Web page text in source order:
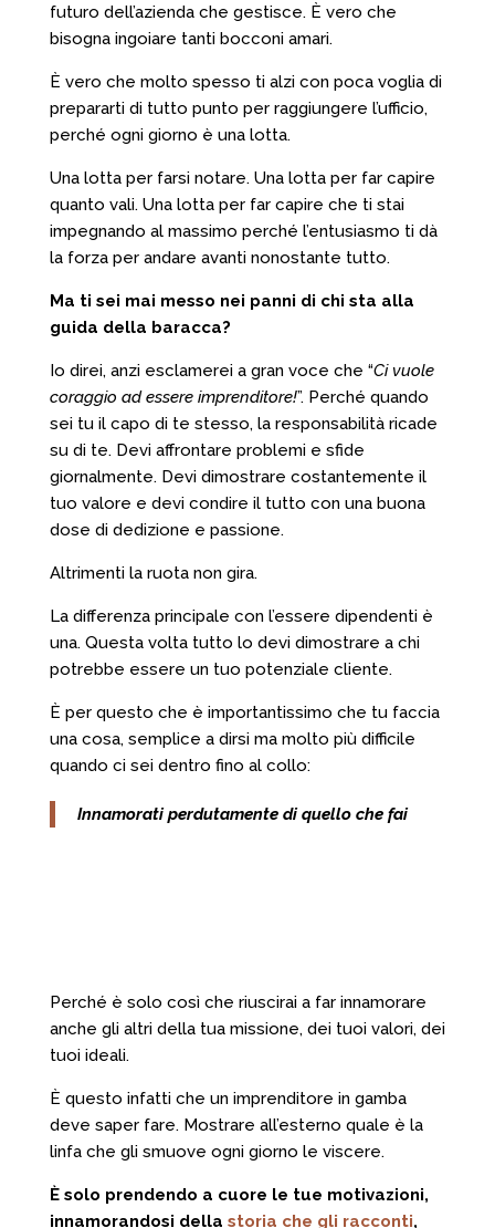
futuro dell’azienda che gestisce. È vero che
bisogna ingoiare tanti bocconi amari.
È vero che molto spesso ti alzi con poca voglia di
prepararti di tutto punto per raggiungere l’ufficio,
perché ogni giorno è una lotta.
Una lotta per farsi notare. Una lotta per far capire
quanto vali. Una lotta per far capire che ti stai
impegnando al massimo perché l’entusiasmo ti dà
la forza per andare avanti nonostante tutto.
Ma ti sei mai messo nei panni di chi sta alla
guida della baracca?
Io direi, anzi esclamerei a gran voce che “Ci vuole
coraggio ad essere imprenditore!”. Perché quando
sei tu il capo di te stesso, la responsabilità ricade
su di te. Devi affrontare problemi e sfide
giornalmente. Devi dimostrare costantemente il
tuo valore e devi condire il tutto con una buona
dose di dedizione e passione.
Altrimenti la ruota non gira.
La differenza principale con l’essere dipendenti è
una. Questa volta tutto lo devi dimostrare a chi
potrebbe essere un tuo potenziale cliente.
È per questo che è importantissimo che tu faccia
una cosa, semplice a dirsi ma molto più difficile
quando ci sei dentro fino al collo:
Innamorati perdutamente di quello che fai
Perché è solo così che riuscirai a far innamorare
anche gli altri della tua missione, dei tuoi valori, dei
tuoi ideali.
È questo infatti che un imprenditore in gamba
deve saper fare. Mostrare all’esterno quale è la
linfa che gli smuove ogni giorno le viscere.
È solo prendendo a cuore le tue motivazioni,
innamorandosi della storia che gli racconti,